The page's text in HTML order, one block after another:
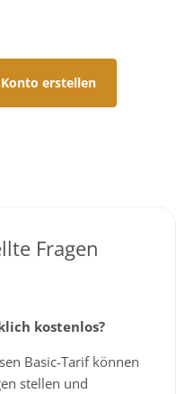
erstellen
Fragen
kostenlos?
Basic-Tarif können
stellen und